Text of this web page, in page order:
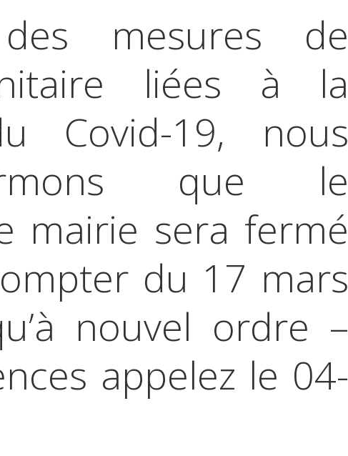
mesures de
liées à la
Covid-19, nous
que le
mairie sera fermé
du 17 mars
nouvel ordre –
appelez le 04-